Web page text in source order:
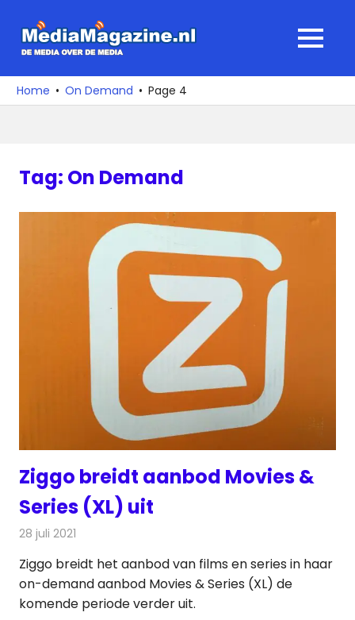
naar
media
over
MENU
Home On Demand Page 4
Tag: On Demand
Ziggo breidt aanbod Movies &
Series (XL) uit
28 juli 2021
Ziggo breidt het aanbod van films en series in haar
on-demand aanbod Movies & Series (XL) de
komende periode verder uit.